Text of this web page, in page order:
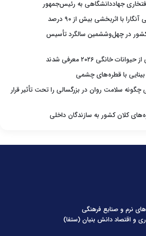
جهاددانشگاهی به رئیس‌جمهور
با اثربخشی بیش از ۹۰ درصد
کشور در چهل‌وششمین سالگرد تأسیس
خانگی ۲۰۲۶ معرفی شدند
بینایی با قطره‌های چشمی
سلامت روان در بزرگسالی را تحت تأثیر قرار
کلان کشور به سازندگان داخلی
نرم و صنایع فرهنگی
و اقتصاد دانش بنیان (ستفا)